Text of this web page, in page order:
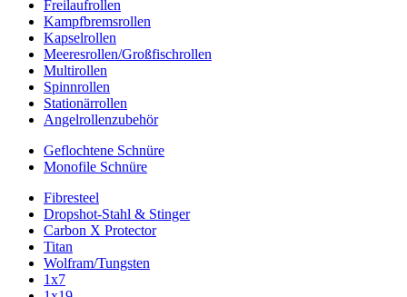
Freilaufrollen
Kampfbremsrollen
Kapselrollen
Meeresrollen/Großfischrollen
Multirollen
Spinnrollen
Stationärrollen
Angelrollenzubehör
Geflochtene Schnüre
Monofile Schnüre
Fibresteel
Dropshot-Stahl & Stinger
Carbon X Protector
Titan
Wolfram/Tungsten
1x7